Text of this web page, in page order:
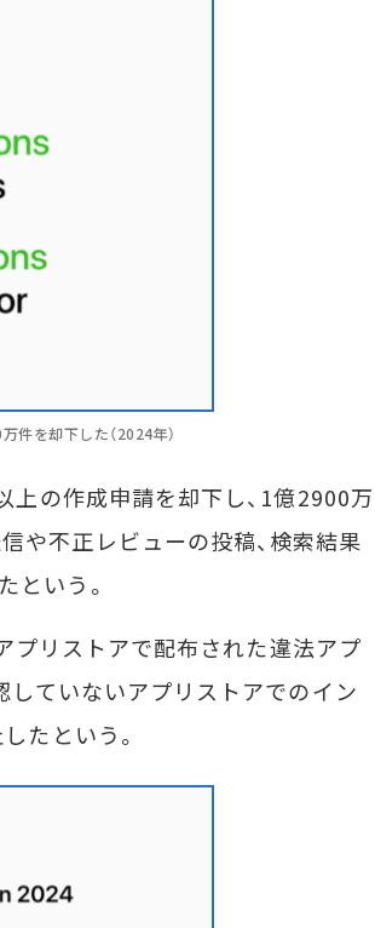
を却下した（2024年）
の作成申請を却下し、1億2900万
や不正レビューの投稿、検索結果
という。
リストアで配布された違法アプ
ていないアプリストアでのイン
たという。